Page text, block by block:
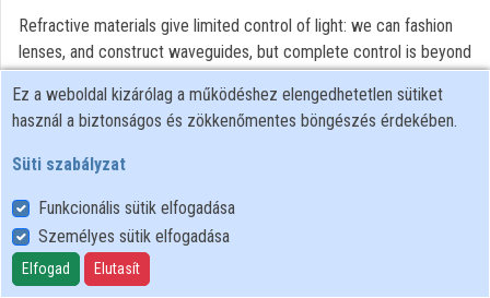
Refractive materials give limited control of light: we can fashion
lenses, and construct waveguides, but complete control is beyond
direct light as we please just as we might divert the flow of a
fluid. Manipulation of Maxwell’s equation shows that we can
achieve just that and metamaterials open the door to this new
give complete control of light. One potential application would be
to steer light around a hidden region, creating a cloak of invisibility.
Ez a weboldal kizárólag a működéshez elengedhetetlen sütiket
használ a biztonságos és zökkenőmentes böngészés érdekében.
Süti szabályzat
Funkcionális sütik elfogadása
Személyes sütik elfogadása
Elfogad Elutasít